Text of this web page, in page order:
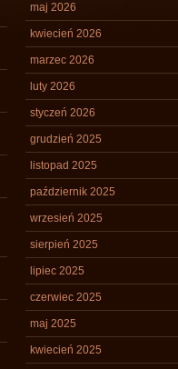
maj 2026
kwiecień 2026
marzec 2026
luty 2026
styczeń 2026
grudzień 2025
listopad 2025
październik 2025
wrzesień 2025
sierpień 2025
lipiec 2025
czerwiec 2025
maj 2025
kwiecień 2025